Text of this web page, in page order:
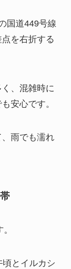
国道449号線
を右折する
、混雑時に
安心です。
雨でも濡れ
とイルカシ